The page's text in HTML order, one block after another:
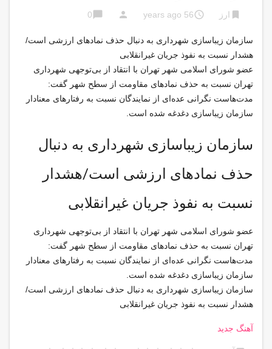
bookmark ارز access_time
56 years ago
person
chat_bubble
0
سازمان زیباسازی شهرداری به دنبال حذف نمادهای ارزشی است/
هشدار نسبت به نفوذ جریان غیرانقلابی
عضو شورای اسلامی شهر تهران با انتقاد از بی‌توجهی شهرداری
تهران نسبت به حذف نمادهای مقاومت از سطح شهر گفت:
مدت‌هاست نگرانی عده‌ای از نمایندگان نسبت به رفتارهای معنادار
سازمان زیباسازی دغدغه شده است.
سازمان زیباسازی شهرداری به دنبال
حذف نمادهای ارزشی است/هشدار
نسبت به نفوذ جریان غیرانقلابی
عضو شورای اسلامی شهر تهران با انتقاد از بی‌توجهی شهرداری
تهران نسبت به حذف نمادهای مقاومت از سطح شهر گفت:
مدت‌هاست نگرانی عده‌ای از نمایندگان نسبت به رفتارهای معنادار
سازمان زیباسازی دغدغه شده است.
سازمان زیباسازی شهرداری به دنبال حذف نمادهای ارزشی است/
هشدار نسبت به نفوذ جریان غیرانقلابی
آهنگ جدید